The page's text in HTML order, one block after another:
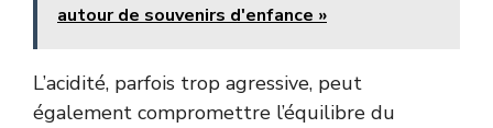
autour de souvenirs d'enfance »
L’acidité, parfois trop agressive, peut
également compromettre l’équilibre du